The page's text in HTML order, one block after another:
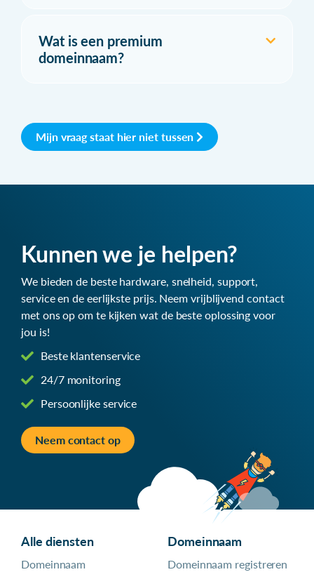
Wat is een premium
domeinnaam?
Mijn vraag staat hier niet tussen
Kunnen we je helpen?
We bieden de beste hardware, snelheid, support,
service en de eerlijkste prijs. Neem vrijblijvend contact
met ons op om te kijken wat de beste oplossing voor
jou is!
Beste klantenservice
24/7 monitoring
Persoonlijke service
Neem contact op
Alle diensten
Domeinnaam
Domeinnaam
Domeinnaam registreren